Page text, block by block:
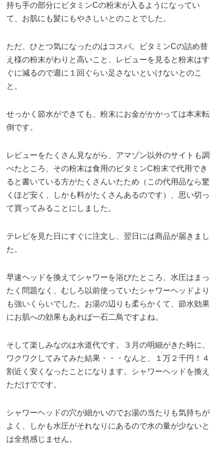
持ち手の部分にビタミンCの粉末が入るようになってい
て、お肌にも髪にもやさしいとのことでした。
ただ、ひとつ気になったのはコスパ。ビタミンCの詰め替
え様の粉末がわりと高いこと、レビューを見ると粉末はす
ぐに減るので週に１回ぐらい足さないといけないとのこ
と。
せっかく節水ができても、粉末にお金がかかっては本末転
倒です。
レビューをたくさん見ながら、アマゾン以外のサイトも調
べたところ、その粉末は食用のビタミンC粉末で代用でき
ると書いている方がたくさんいたため（この代用品なら驚
くほど安く、しかも料がたくさんあるのです）、思い切っ
て買ってみることにしました。
テレビを見た日にすぐに注文し、翌日には商品が届きまし
た。
早速ヘッドを換えてシャワーを浴びたところ、水圧はまっ
たく問題なく、むしろ以前使っていたシャワーヘッドより
も強いくらいでした。お湯の辺りも柔らかくて、節水効果
にお肌への効果もあれば一石二鳥ですよね。
そして楽しみなのは水道代です。３月の明細がきた時に、
ワクワクしてみてみた結果・・・なんと、１万２千円！４
割近く安くなったことになります。シャワーヘッドを換え
ただけでです。
シャワーヘッドの穴が細かいのでお湯の当たりも気持ちが
よく、しかも水圧がそれなりにあるので水の量が少ないと
は全然感じません。